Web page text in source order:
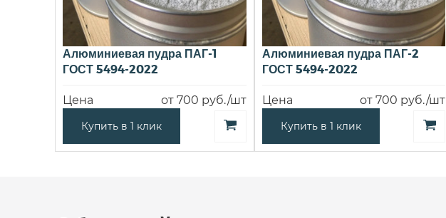
Алюминиевая пудра ПАГ-1
ГОСТ 5494-2022
Цена от 700 руб./шт
Купить в 1 клик
Алюминиевая пудра ПАГ-2
ГОСТ 5494-2022
Цена от 700 руб./шт
Купить в 1 клик